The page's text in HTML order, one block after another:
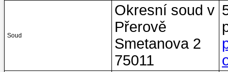
Soud
Okresní soud v
Přerově
Smetanova 2
75011